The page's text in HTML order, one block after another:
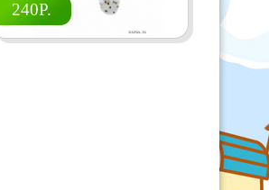
240Р.